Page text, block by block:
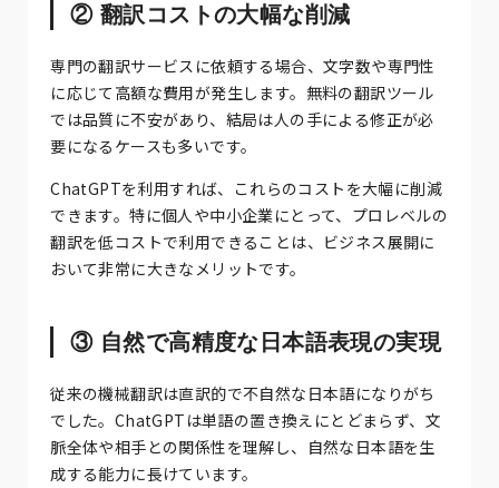
② 翻訳コストの大幅な削減
専門の翻訳サービスに依頼する場合、文字数や専門性
に応じて高額な費用が発生します。無料の翻訳ツール
では品質に不安があり、結局は人の手による修正が必
要になるケースも多いです。
ChatGPTを利用すれば、これらのコストを大幅に削減
できます。特に個人や中小企業にとって、プロレベルの
翻訳を低コストで利用できることは、ビジネス展開に
おいて非常に大きなメリットです。
③ 自然で高精度な日本語表現の実現
従来の機械翻訳は直訳的で不自然な日本語になりがち
でした。ChatGPTは単語の置き換えにとどまらず、文
脈全体や相手との関係性を理解し、自然な日本語を生
成する能力に長けています。